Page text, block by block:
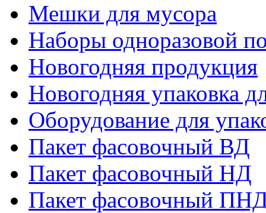
Мешки для мусора
Наборы одноразовой
Новогодняя продукция
Новогодняя упаковка
Оборудование для
Пакет фасовочный ВД
Пакет фасовочный НД
Пакет фасовочный